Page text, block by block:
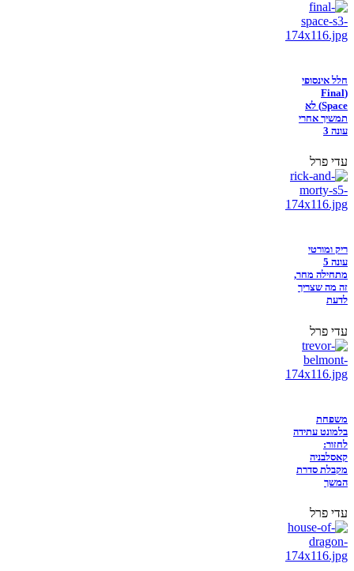
חלל אינסופי
(Final
Space) לא
תמשיך אחרי
עונה 3
עדי פרל
ריק ומורטי
עונה 5
מתחילה מחר,
זה מה שצריך
לדעת
עדי פרל
משפחת
בלמונט עתידה
לחזור:
קאסלבניה
מקבלת סדרת
המשך
עדי פרל